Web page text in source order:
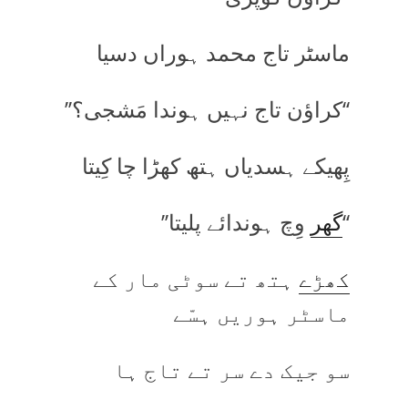
ماسٹر تاج محمد ہوراں دسیا
‘‘کراؤن تاج نہیں ہوندا مَشجی؟’’
پِھیکے ہسدیاں ہتھ کھڑا چا کِیتا
‘‘گھر وِچ ہوندائے پلیتا’’
کھڑے ہتھ تے سوٹی مار کے
ماسٹر ہوریں ہسّے
سو جیک دے سر تے تاج ہا